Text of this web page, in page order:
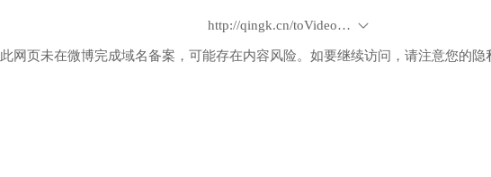
http://qingk.cn/toVideoDetailorderContent.do?id=386151&copID=803722&channelID=74122&from=timeline&isappinstalled=0
此网页未在微博完成域名备案，可能存在内容风险。如要继续访问，请注意您的隐